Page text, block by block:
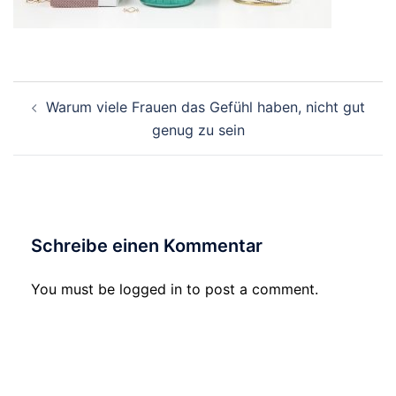
Navigation
Warum viele Frauen das Gefühl haben, nicht gut
genug zu sein
Schreibe einen Kommentar
You must be logged in to post a comment.